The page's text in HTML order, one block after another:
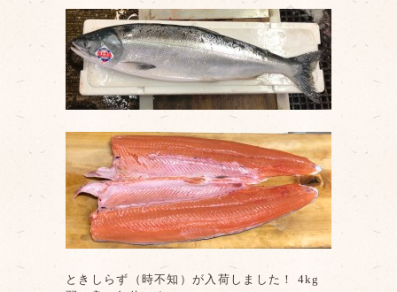
ときしらず（時不知）が入荷しました！ 4kg